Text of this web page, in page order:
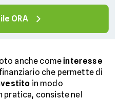
ORA
anche come interesse
che permette di
in modo
pratica, consiste nel